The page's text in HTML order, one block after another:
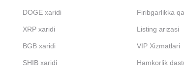
DOGE xaridi
XRP xaridi
BGB xaridi
SHIB xaridi
Firibgarlikka
Listing arizasi
VIP Xizmatlari
Hamkorlik